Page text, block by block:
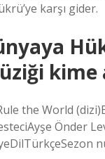
karşı gider.
kime
the World
Önder